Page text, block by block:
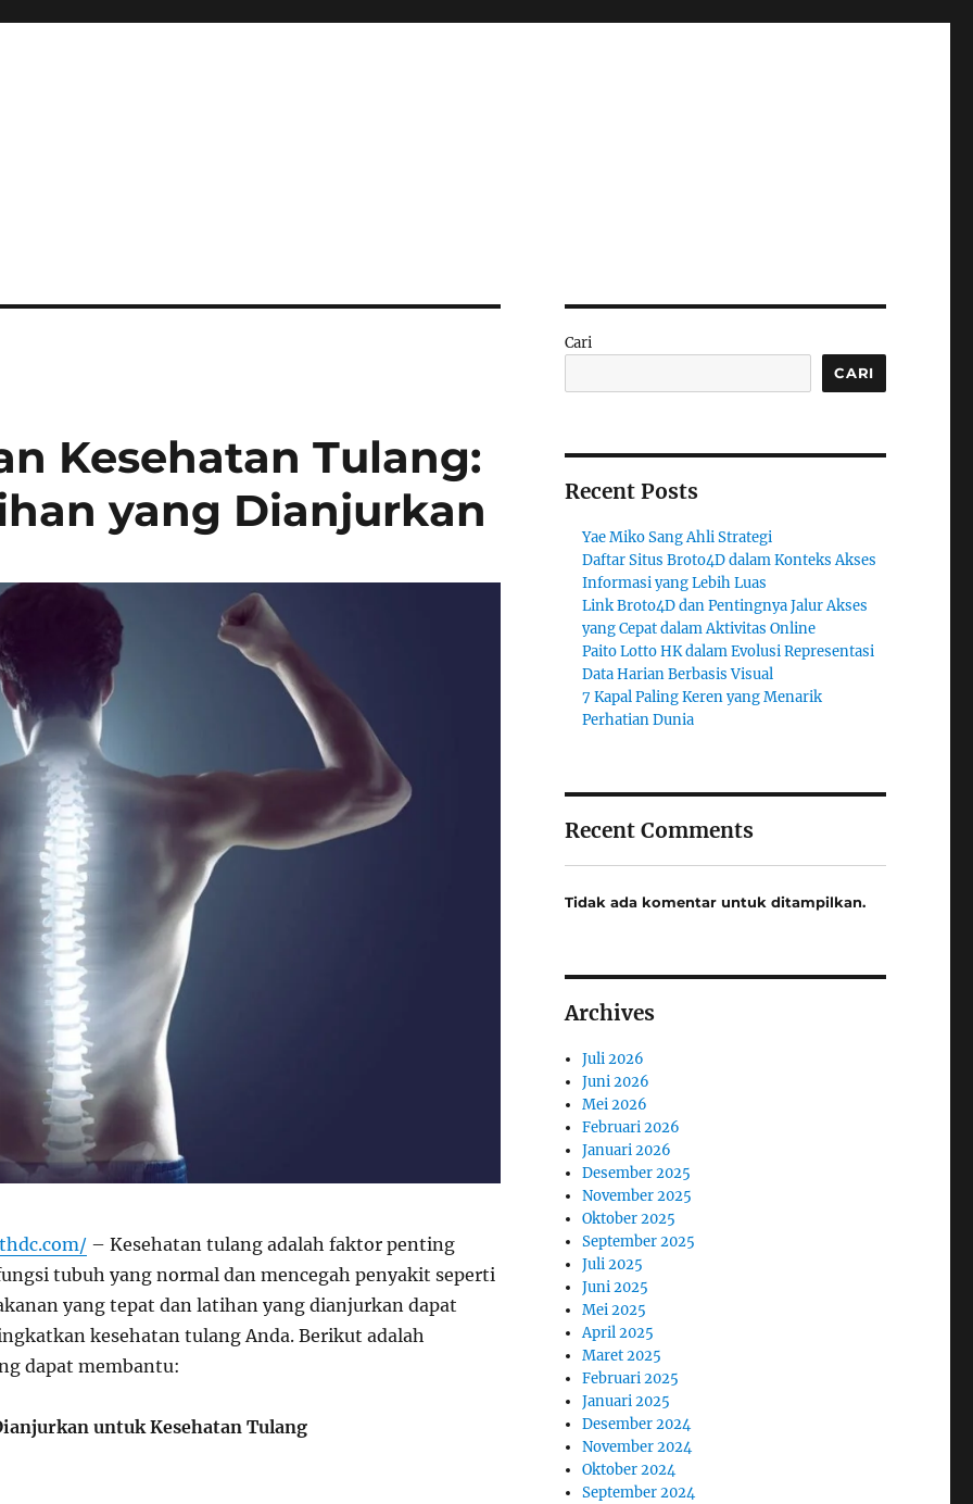
Kesehatan Tulang:
yang Dianjurkan
– Kesehatan tulang adalah faktor penting
tubuh yang normal dan mencegah penyakit seperti
yang tepat dan latihan yang dianjurkan dapat
kesehatan tulang Anda. Berikut adalah
dapat membantu:
untuk Kesehatan Tulang
Cari
CARI
Recent Posts
Yae Miko Sang Ahli Strategi
Daftar Situs Broto4D dalam Konteks Akses
Informasi yang Lebih Luas
Link Broto4D dan Pentingnya Jalur Akses
yang Cepat dalam Aktivitas Online
Paito Lotto HK dalam Evolusi Representasi
Data Harian Berbasis Visual
7 Kapal Paling Keren yang Menarik
Perhatian Dunia
Recent Comments
Tidak ada komentar untuk ditampilkan.
Archives
Juli 2026
Juni 2026
Mei 2026
Februari 2026
Januari 2026
Desember 2025
November 2025
Oktober 2025
September 2025
Juli 2025
Juni 2025
Mei 2025
April 2025
Maret 2025
Februari 2025
Januari 2025
Desember 2024
November 2024
Oktober 2024
September 2024